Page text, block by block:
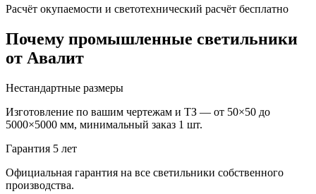
Расчёт окупаемости и светотехнический расчёт бесплатно
Почему промышленные светильники
от Авалит
Нестандартные размеры
Изготовление по вашим чертежам и ТЗ — от 50×50 до
5000×5000 мм, минимальный заказ 1 шт.
Гарантия 5 лет
Официальная гарантия на все светильники собственного
производства.